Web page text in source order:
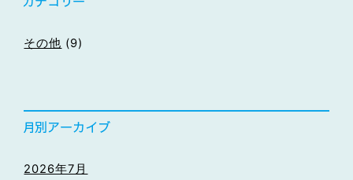
その他 (9)
2026年7月